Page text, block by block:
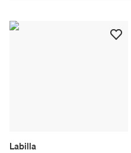
Labilla